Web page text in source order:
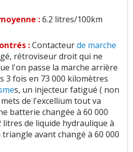
:6.2 litres/100km
:Contacteurde marche
rétroviseur droit qui ne
l'on passe la marche arrière
3 fois en 73 000 kilomètres
s, un injecteur fatigué ( non
de l'excellium tout va
batterie changée à 60 000
de liquide hydraulique à
avant changé à 60 000